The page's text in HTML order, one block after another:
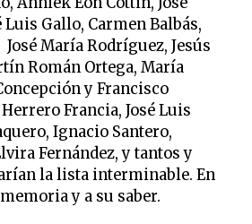
Luis Gallo, Carmen Balbás,
María Rodríguez, Jesús
Román Ortega, María
y Francisco
Francia, José Luis
Ignacio Santero,
Fernández, y tantos y
la lista interminable. En
y a su saber.